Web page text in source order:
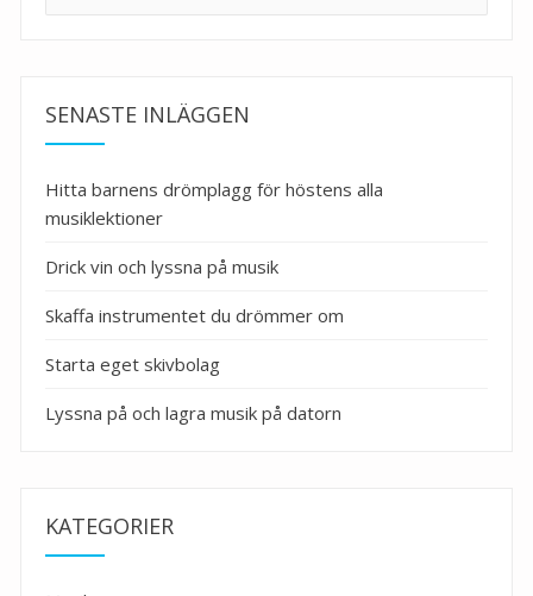
SENASTE INLÄGGEN
Hitta barnens drömplagg för höstens alla
musiklektioner
Drick vin och lyssna på musik
Skaffa instrumentet du drömmer om
Starta eget skivbolag
Lyssna på och lagra musik på datorn
KATEGORIER